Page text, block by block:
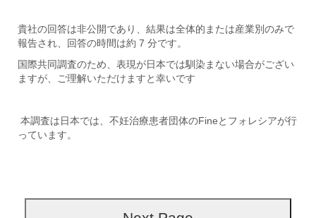
貴社の回答は非公開であり、結果は全体的または産業別のみで
報告され、回答の時間は約 7 分です。
国際共同調査のため、表現が日本では馴染まない場合がござい
ますが、ご理解いただけますと幸いです
本調査は日本では、不妊治療患者団体のFineとフォレシアが行
っています。